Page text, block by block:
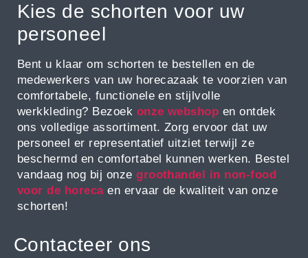
Kies de schorten voor uw
personeel
Bent u klaar om schorten te bestellen en de
medewerkers van uw horecazaak te voorzien van
comfortabele, functionele en stijlvolle
werkkleding? Bezoek onze webshop en ontdek
ons volledige assortiment. Zorg ervoor dat uw
personeel er representatief uitziet terwijl ze
beschermd en comfortabel kunnen werken. Bestel
vandaag nog bij onzegroothandel in non-food
voor de horecaen ervaar de kwaliteit van onze
schorten!
Contacteer ons